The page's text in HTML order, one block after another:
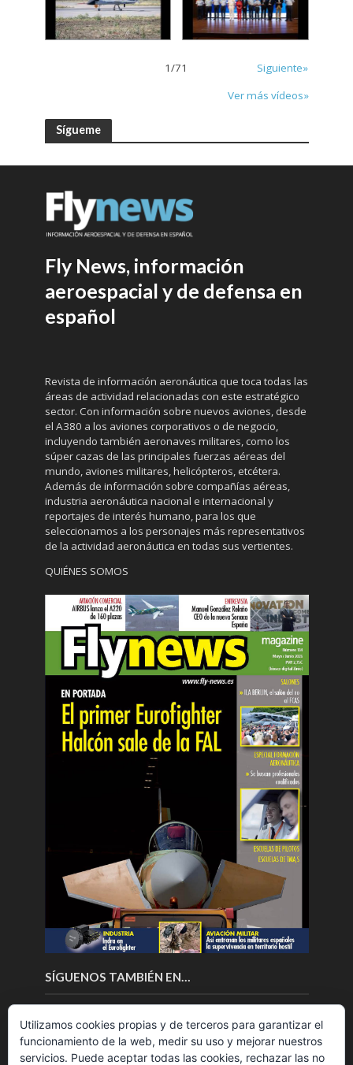
1/71
Siguiente»
Ver más vídeos»
Sígueme
Fly News, información
aeroespacial y de defensa en
español
Revista de información aeronáutica que toca todas las
áreas de actividad relacionadas con este estratégico
sector. Con información sobre nuevos aviones, desde
el A380 a los aviones corporativos o de negocio,
incluyendo también aeronaves militares, como los
súper cazas de las principales fuerzas aéreas del
mundo, aviones militares, helicópteros, etcétera.
Además de información sobre compañías aéreas,
industria aeronáutica nacional e internacional y
reportajes de interés humano, para los que
seleccionamos a los personajes más representativos
de la actividad aeronáutica en todas sus vertientes.
QUIÉNES SOMOS
SÍGUENOS TAMBIÉN EN…
Utilizamos cookies propias y de terceros para garantizar el
funcionamiento de la web, medir su uso y mejorar nuestros
servicios. Puede aceptar todas las cookies, rechazar las no